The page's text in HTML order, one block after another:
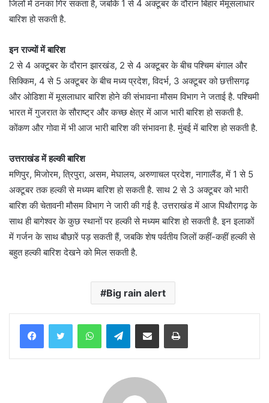
जिलों में ठनका गिर सकता है, जबकि 1 से 4 अक्टूबर के दौरान बिहार मेंमूसलाधार
बारिश हो सकती है.
इन राज्यों में बारिश
2 से 4 अक्टूबर के दौरान झारखंड, 2 से 4 अक्टूबर के बीच पश्चिम बंगाल और
सिक्किम, 4 से 5 अक्टूबर के बीच मध्य प्रदेश, विदर्भ, 3 अक्टूबर को छत्तीसगढ़
और ओडिशा में मूसलाधार बारिश होने की संभावना मौसम विभाग ने जताई है. पश्चिमी
भारत में गुजरात के सौराष्ट्र और कच्छ क्षेत्र में आज भारी बारिश हो सकती है.
कोंकण और गोवा में भी आज भारी बारिश की संभावना है. मुंबई में बारिश हो सकती है.
उत्तराखंड में हल्की बारिश
मणिपुर, मिजोरम, त्रिपुरा, असम, मेघालय, अरुणाचल प्रदेश, नागालैंड, में 1 से 5
अक्टूबर तक हल्की से मध्यम बारिश हो सकती है. साथ 2 से 3 अक्टूबर को भारी
बारिश की चेतावनी मौसम विभाग ने जारी की गई है. उत्तराखंड में आज पिथौरागढ़ के
साथ ही बागेश्वर के कुछ स्थानों पर हल्की से मध्यम बारिश हो सकती है. इन इलाकों
में गर्जन के साथ बौछारें पड़ सकती हैं, जबकि शेष पर्वतीय जिलों कहीं-कहीं हल्की से
बहुत हल्की बारिश देखने को मिल सकती है.
Big rain alert
WhatsAppTelegramShare via Email Print